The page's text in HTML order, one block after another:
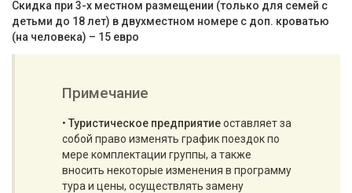
Скидка при 3-х местном размещении (только для семей с
детьми до 18 лет) в двухместном номере с доп. кроватью
(на человека) – 15 евро
Примечание
• Туристическое предприятиеоставляет за
собой право изменять график поездок по
мере комплектации группы, а также
вносить некоторые изменения в программу
тура и цены, осуществлять замену